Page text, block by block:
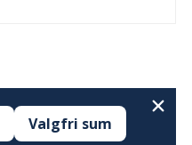
Valgfri sum